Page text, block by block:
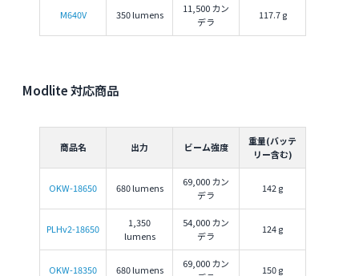
M640V 350 lumens
11,500 カン
デラ
117.7 g
Modlite 対応商品
商品名 出力 ビーム強度
重量(バッテ
リー含む)
OKW-18650 680 lumens
69,000 カン
デラ
142 g
PLHv2-18650
1,350
lumens
54,000 カン
デラ
124 g
OKW-18350 680 lumens
69,000 カン
150 g